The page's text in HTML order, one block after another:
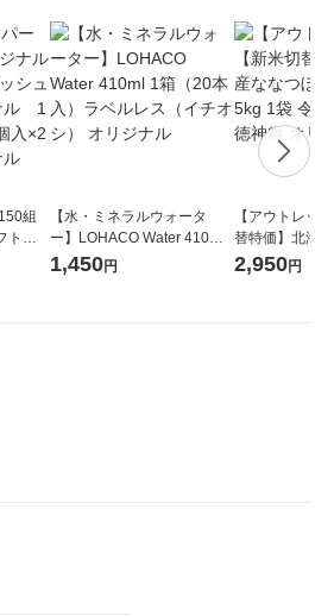
組
トパ
ナ オ
【水・ミネラルウォータ
ー】LOHACO Water 410ml
1箱（20本入）ラベルレス
1,450円
【アウトレッ
替特価】北海
し 精白米 5kg
2,950円